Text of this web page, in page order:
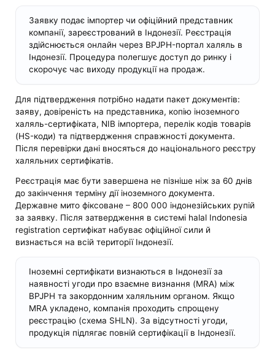
Заявку подає імпортер чи офіційний представник
компанії, зареєстрований в Індонезії. Реєстрація
здійснюється онлайн через BPJPH-портал халяль в
Індонезії. Процедура полегшує доступ до ринку і
скорочує час виходу продукції на продаж.
Для підтвердження потрібно надати пакет документів:
заяву, довіреність на представника, копію іноземного
халяль-сертифіката, NIB імпортера, перелік кодів товарів
(HS-коди) та підтвердження справжності документа.
Після перевірки дані вносяться до національного реєстру
халяльних сертифікатів.
Реєстрація має бути завершена не пізніше ніж за 60 днів
до закінчення терміну дії іноземного документа.
Державне мито фіксоване – 800 000 індонезійських рупій
за заявку. Після затвердження в системі halal Indonesia
registration сертифікат набуває офіційної сили й
визнається на всій території Індонезії.
Іноземні сертифікати визнаються в Індонезії за
наявності угоди про взаємне визнання (MRA) між
BPJPH та закордонним халяльним органом. Якщо
MRA укладено, компанія проходить спрощену
реєстрацію (схема SHLN). За відсутності угоди,
продукція підлягає повній сертифікації в Індонезії.